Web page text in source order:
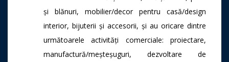
și blănuri, mobilier/decor pentru casă/design
interior, bijuterii și accesorii, și au oricare dintre
următoarele activități comerciale: proiectare,
manufactură/meșteșuguri, dezvoltare de